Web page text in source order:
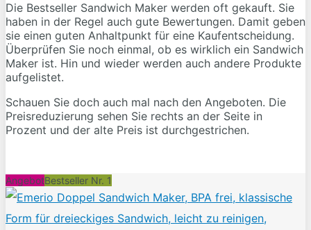
Die Bestseller Sandwich Maker werden oft gekauft. Sie
haben in der Regel auch gute Bewertungen. Damit geben
sie einen guten Anhaltpunkt für eine Kaufentscheidung.
Überprüfen Sie noch einmal, ob es wirklich ein Sandwich
Maker ist. Hin und wieder werden auch andere Produkte
aufgelistet.
Schauen Sie doch auch mal nach den Angeboten. Die
Preisreduzierung sehen Sie rechts an der Seite in
Prozent und der alte Preis ist durchgestrichen.
AngebotBestseller Nr. 1